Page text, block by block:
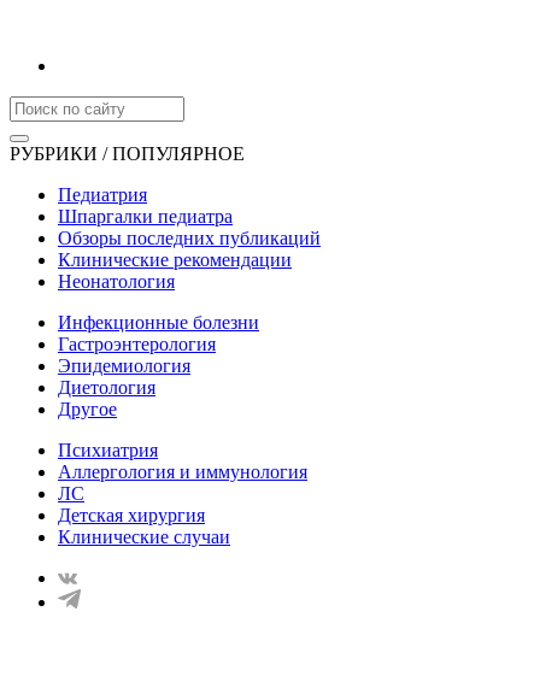
РУБРИКИ / ПОПУЛЯРНОЕ
Педиатрия
Шпаргалки педиатра
Обзоры последних публикаций
Клинические рекомендации
Неонатология
Инфекционные болезни
Гастроэнтерология
Эпидемиология
Диетология
Другое
Психиатрия
Аллергология и иммунология
ЛС
Детская хирургия
Клинические случаи